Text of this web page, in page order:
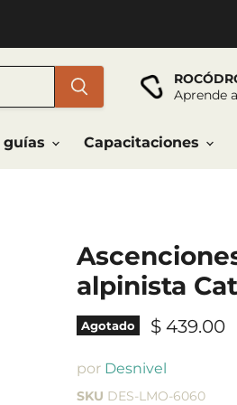
Aprende
guías Capacitaciones
alpinista
Agotado $ 439.00
por Desnivel
SKU DES-LMO-6060